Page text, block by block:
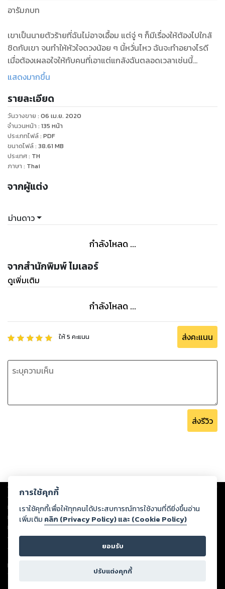
อารัมภบท
เขาเป็นนายตัวร้ายที่ฉันไม่อาจเอื้อม แต่จู่ ๆ ก็มีเรื่องให้ต้องไปใกล้
ชิดกับเขา จนทำให้หัวใจดวงน้อย ๆ นี้หวั่นไหว ฉันจะทำอยางไรดี
เมื่อต้องเผลอใจให้กับคนที่เอาแต่แกล้งฉันตลอดเวลาเช่นนี้
x o x o x o x o x
“ก็กระต่ายยังไม่เคยนี่คะ” ฉันรีบเถียงหน้าตั้ง จะมากล่าวหากัน
อย่างนี้ไม่ได้นะ ฉันเป็นฝ่ายเสียหาย
“ถ้าอย่างนั้นวันก่อนแสดงว่าฉันเป็นคนแรกที่ได้จูบแล้วก็จับนมเธอ
สินะ หึ ๆ” คนบ้าอะไรจะพูดจาลามกต่อหน้าผู้หญิงได้น่าหมั่นไส้
ขนาดนี้ ฉันอยากจะถลกหนังหน้าออกมาวัดดู ว่าจะหนามากสักแค่
ไหน
กระต่ายก็จะไม่มีทางยอมคุณอีกแน่นอน”
ได้แล้ว ไม่มีทางกลัวเด็ดขาด
แสดงมากขึ้น
รายละเอียด
วันวางขาย : 06 เม.ย. 2020
จำนวนหน้า : 135 หน้า
ประเภทไฟล์: PDF
ขนาดไฟล์: 38.61 MB
ประเทศ: TH
ภาษา : Thai
จากผู้แต่ง
ม่านดาว
กำลังโหลด ...
จากสำนักพิมพ์ ไมเลอร์
ดูเพิ่มเติม
กำลังโหลด ...
ให้5 คะแนน ส่งคะแนน
ส่งรีวิว
Copyright © 2026
ต่อผลงานหรือเนื้อหาใดที่อัปโหลดผ่านเว็บไซต์และปรากฏว่าละเมิดสิทธิใน
ทรัพย์สินทางปัญญาของบุคคลอื่นหรือขัดต่อกฎหมายและศีลธรรม ดังนั้น ผู้อ่าน
ทุกท่านโปรดใช้วิจารณญาณในการกลั่นกรองด้วยตนเอง และหากท่านพบว่าส่วน
หนึ่งส่วนใดขัดต่อกฎหมายและศีลธรรม กรุณาแจ้งมายังบริษัท เพื่อทีมงานจะได้
ดำเนินการในทันที ทั้งนี้ ทางสตอรี่ล็อกขอสงวนลิขสิทธิ์ตามพระราชบัญญัติ
ลิขสิทธิ์ พ.ศ. 2537 (ฉบับล่าสุด)
For support: member@ookbee.com
Version
การใช้คุกกี้
เราใช้คุกกี้เพื่อให้ทุกคนได้ประสบการณ์การใช้งานที่ดียิ่งขึ้นอ่าน
เพิ่มเติม คลิก (Privacy Policy) และ (Cookie Policy)
ยอมรับ
ปรับแต่งคุกกี้